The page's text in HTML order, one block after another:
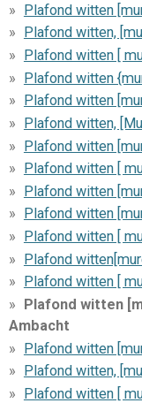
Plafond witten
Plafond witten,
Plafond witten [
Plafond witten
Plafond witten
Plafond witten,
Plafond witten
Plafond witten [
Plafond witten
Plafond witten
Plafond witten [
Plafond
Plafond witten [
Plafond witten
Ambacht
Plafond witten
Plafond witten,
Plafond witten [